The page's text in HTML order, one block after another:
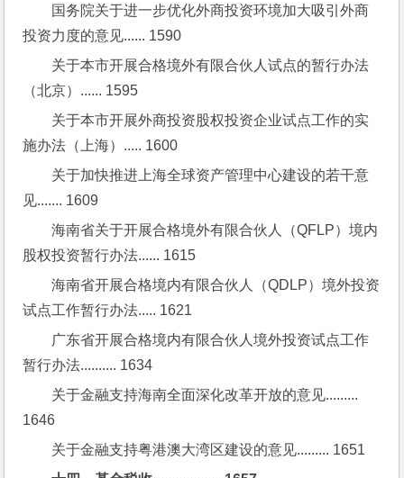
国务院关于进一步优化外商投资环境加大吸引外商
投资力度的意见...... 1590
关于本市开展合格境外有限合伙人试点的暂行办法
（北京）...... 1595
关于本市开展外商投资股权投资企业试点工作的实
施办法（上海）..... 1600
关于加快推进上海全球资产管理中心建设的若干意
见....... 1609
海南省关于开展合格境外有限合伙人（QFLP）境内
股权投资暂行办法...... 1615
海南省开展合格境内有限合伙人（QDLP）境外投资
试点工作暂行办法..... 1621
广东省开展合格境内有限合伙人境外投资试点工作
暂行办法.......... 1634
关于金融支持海南全面深化改革开放的意见.........
1646
关于金融支持粤港澳大湾区建设的意见......... 1651